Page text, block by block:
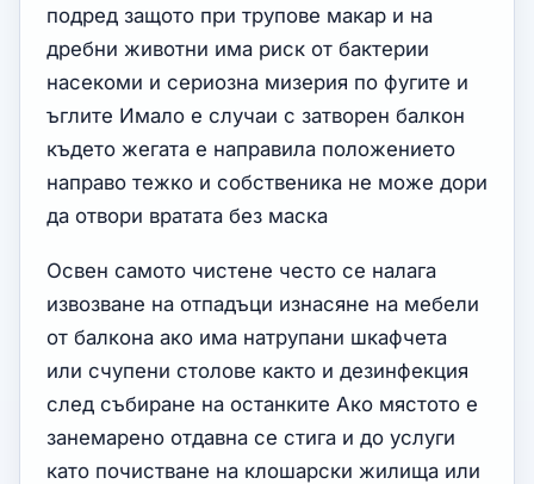
подред защото при трупове макар и на
дребни животни има риск от бактерии
насекоми и сериозна мизерия по фугите и
ъглите Имало е случаи с затворен балкон
където жегата е направила положението
направо тежко и собственика не може дори
да отвори вратата без маска
Освен самото чистене често се налага
извозване на отпадъци изнасяне на мебели
от балкона ако има натрупани шкафчета
или счупени столове както и дезинфекция
след събиране на останките Ако мястото е
занемарено отдавна се стига и до услуги
като почистване на клошарски жилища или